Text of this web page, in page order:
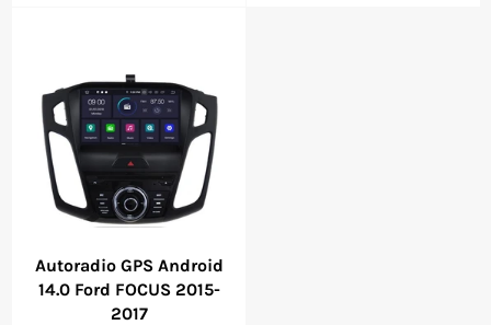
Autoradio GPS Android
14.0 Ford FOCUS 2015-
2017